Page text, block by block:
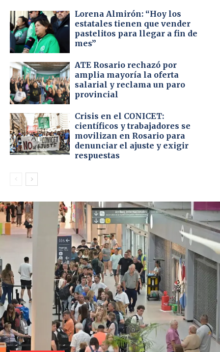
Lorena Almirón: “Hoy los
estatales tienen que vender
pastelitos para llegar a fin de
mes”
ATE Rosario rechazó por
amplia mayoría la oferta
salarial y reclama un paro
provincial
Crisis en el CONICET:
científicos y trabajadores se
movilizan en Rosario para
denunciar el ajuste y exigir
respuestas